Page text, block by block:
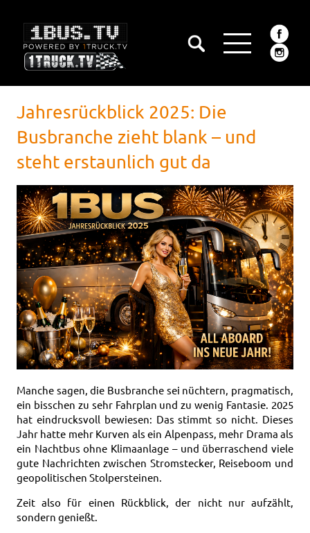
Jahresrückblick 2025: Die
Busbranche zieht blank – und
steht erstaunlich gut da
Manche sagen, die Busbranche sei nüchtern, pragmatisch,
ein bisschen zu sehr Fahrplan und zu wenig Fantasie. 2025
hat eindrucksvoll bewiesen: Das stimmt so nicht. Dieses
Jahr hatte mehr Kurven als ein Alpenpass, mehr Drama als
ein Nachtbus ohne Klimaanlage – und überraschend viele
gute Nachrichten zwischen Stromstecker, Reiseboom und
geopolitischen Stolpersteinen.
Zeit also für einen Rückblick, der nicht nur aufzählt,
sondern genießt.